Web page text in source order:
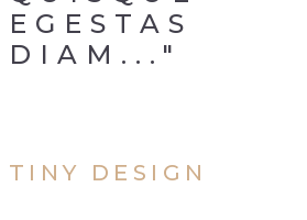
EGESTAS
DIAM..."
TINY DESIGN